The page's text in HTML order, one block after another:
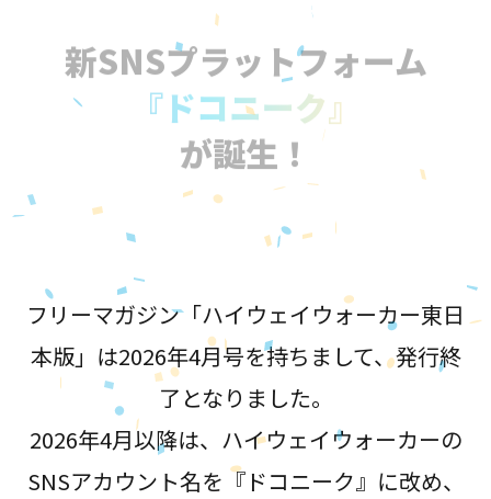
新SNSプラットフォーム
『ドコニーク』
が誕生！
フリーマガジン「ハイウェイウォーカー東日
本版」は2026年4月号を持ちまして、発行終
了となりました。
2026年4月以降は、ハイウェイウォーカーの
SNSアカウント名を『ドコニーク』に改め、